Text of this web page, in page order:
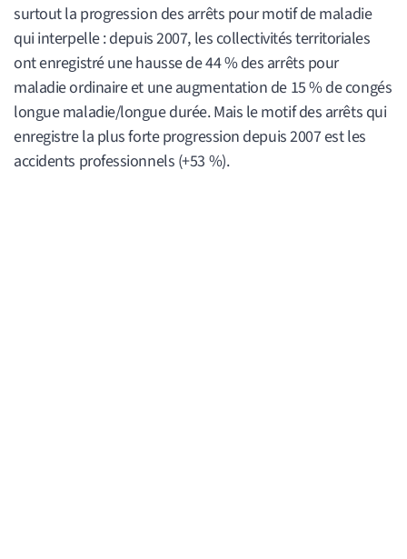
surtout la progression des arrêts pour motif de maladie
qui interpelle : depuis 2007, les collectivités territoriales
ont enregistré une hausse de 44 % des arrêts pour
maladie ordinaire et une augmentation de 15 % de congés
longue maladie/longue durée. Mais le motif des arrêts qui
enregistre la plus forte progression depuis 2007 est les
accidents professionnels (+53 %).